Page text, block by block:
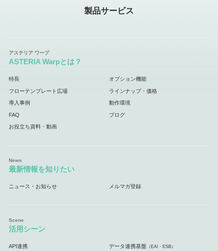
製品サービス
ASTERIA Warpとは？
特長 オプション機能
フローテンプレート広場 ラインナップ・価格
導入事例 動作環境
FAQ ブログ
お役立ち資料・動画
最新情報を知りたい
ニュース・お知らせ メルマガ登録
活用シーン
API連携 データ連携基盤 （EAI・ESB）